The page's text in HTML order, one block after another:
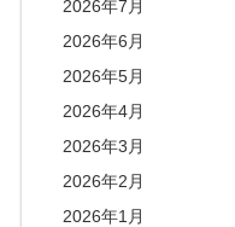
2026年7月
2026年6月
2026年5月
2026年4月
2026年3月
2026年2月
2026年1月